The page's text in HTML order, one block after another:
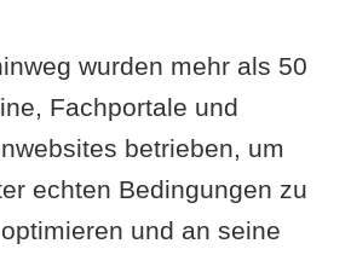
wurden mehr als 50
Fachportale und
betrieben, um
echten Bedingungen zu
und an seine